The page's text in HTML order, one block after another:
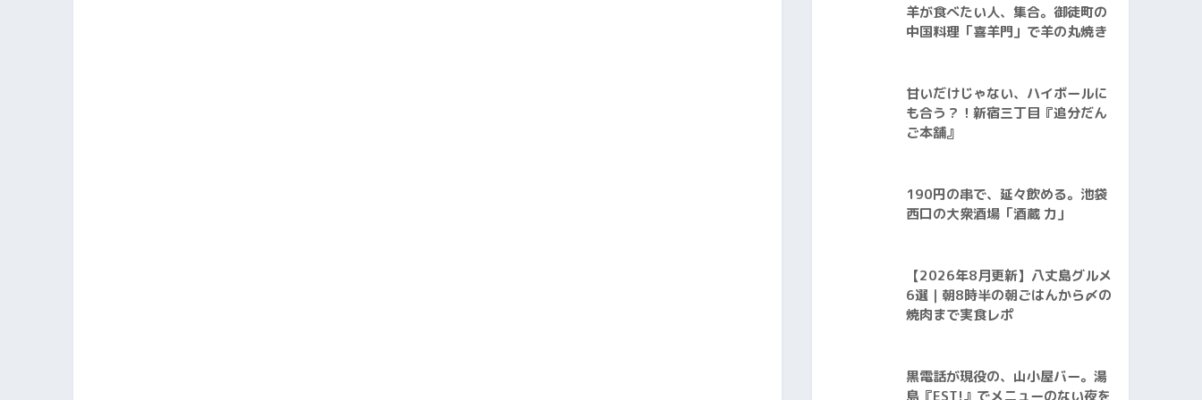
羊が食べたい人、集合。御徒町の
中国料理「喜羊門」で羊の丸焼き
甘いだけじゃない、ハイボールに
も合う？！新宿三丁目『追分だん
ご本舗』
190円の串で、延々飲める。池袋
西口の大衆酒場「酒蔵 力」
【2026年8月更新】八丈島グルメ
6選｜朝8時半の朝ごはんから〆の
焼肉まで実食レポ
黒電話が現役の、山小屋バー。湯